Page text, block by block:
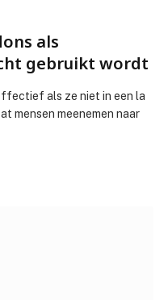
als
gebruikt wordt
als ze niet in een la
mensen meenemen naar